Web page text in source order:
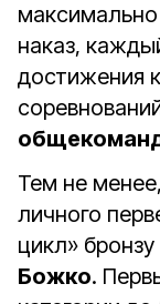
наказ,
достижения
Тем не
личного
цикл» бронзу
Божко.